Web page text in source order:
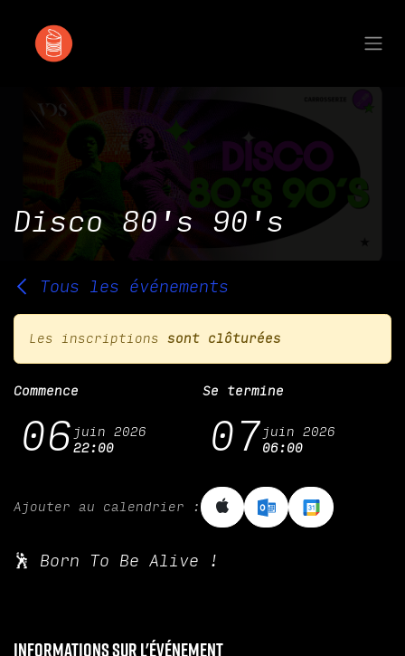
Disco 80's 90's
Tous les événements
Les inscriptions sont clôturées
Commence
06 juin 2026
22:00
Se termine
07 juin 2026
06:00
Ajouter au calendrier :
🕺 Born To Be Alive !
Informations sur l'événement